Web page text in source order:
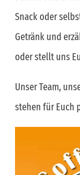
Snack oder
Getränk und
oder stellt uns
Unser Team,
stehen für Euch